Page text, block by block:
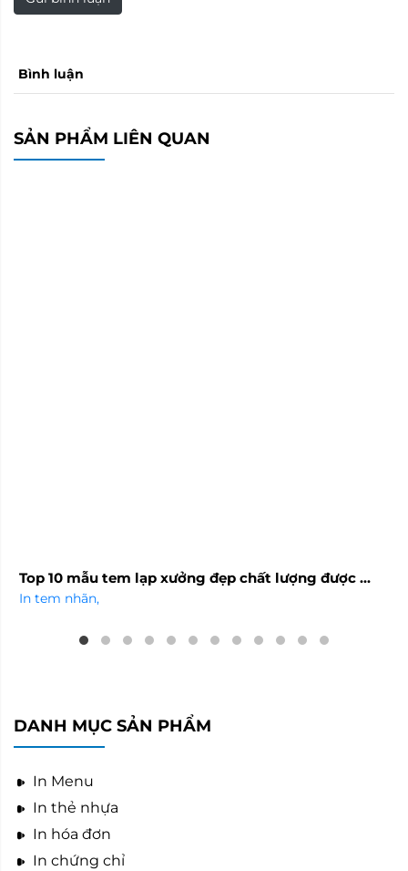
Bình luận
SẢN PHẨM LIÊN QUAN
Top 10 mẫu tem lạp xưởng đẹp chất lượng được ...
In tem nhãn,
DANH MỤC SẢN PHẨM
In Menu
In thẻ nhựa
In hóa đơn
In chứng chỉ